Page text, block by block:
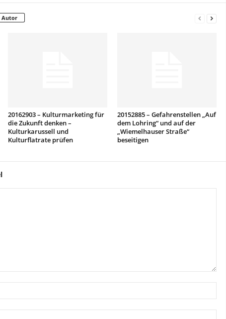
Autor
20162903 – Kulturmarketing für
die Zukunft denken –
Kulturkarussell und
Kulturflatrate prüfen
20152885 – Gefahrenstellen „Auf
dem Lohring“ und auf der
„Wiemelhauser Straße“
beseitigen